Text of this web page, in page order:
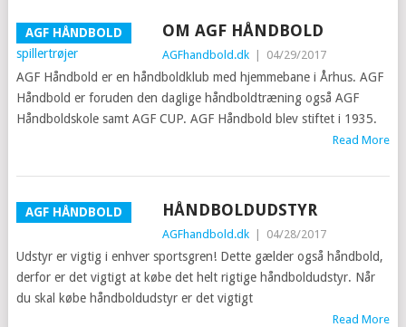
AGF HÅNDBOLD OM AGF HÅNDBOLD
AGFhandbold.dk 04/29/2017
AGF Håndbold er en håndboldklub med hjemmebane i Århus. AGF
Håndbold er foruden den daglige håndboldtræning også AGF
Håndboldskole samt AGF CUP. AGF Håndbold blev stiftet i 1935.
Read More
AGF HÅNDBOLD HÅNDBOLDUDSTYR
AGFhandbold.dk 04/28/2017
Udstyr er vigtig i enhver sportsgren! Dette gælder også håndbold,
derfor er det vigtigt at købe det helt rigtige håndboldudstyr. Når
du skal købe håndboldudstyr er det vigtigt
Read More